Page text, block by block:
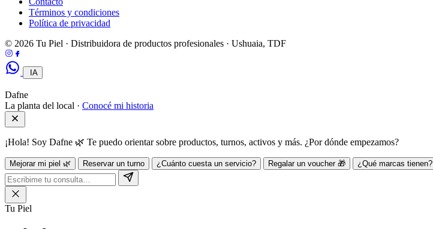
Términos y condiciones
Política de privacidad
© 2026 Tu Piel · Distribuidora de productos profesionales · Ushuaia, TDF
IA
Dafne
La planta del local · Conocé mi historia
¡Hola! Soy Dafne 🌿 Te puedo orientar sobre productos, turnos, activos y más. ¿Por dónde empezamos?
Mejorar mi piel 🌿 Reservar un turno ¿Cuánto cuesta un servicio? Regalar un voucher 🎁 ¿Qué marcas tienen?
Tu Piel